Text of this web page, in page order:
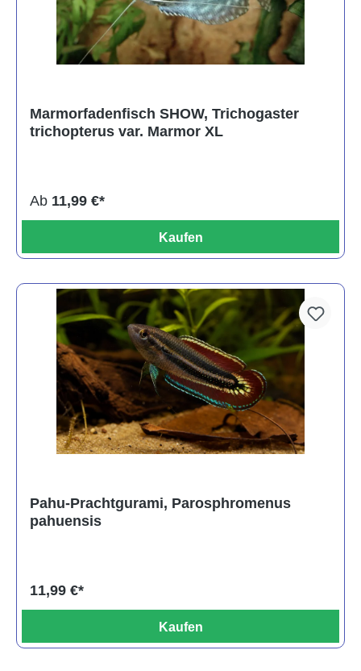
Marmorfadenfisch SHOW, Trichogaster
trichopterus var. Marmor XL
Ab 11,99 €*
Kaufen
Pahu-Prachtgurami, Parosphromenus
pahuensis
11,99 €*
Kaufen